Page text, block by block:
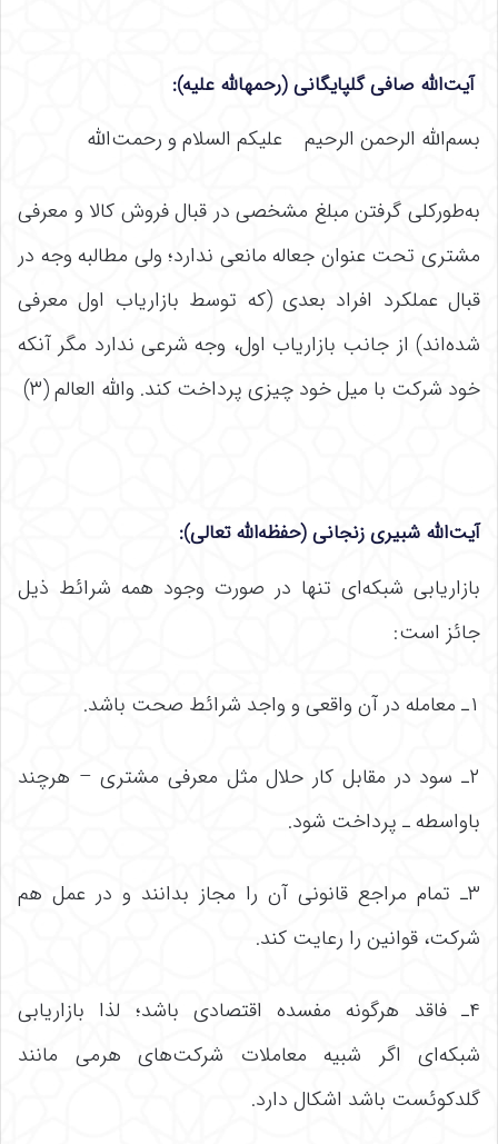
آیت‌الله صافی گلپایگانی(رحمهالله علیه):
بسم‌الله الرحمن الرحیم علیکم السلام و رحمت‌الله
به‌طورکلی گرفتن مبلغ مشخصی در قبال فروش کالا و معرفی
مشتری تحت عنوان جعاله مانعی ندارد؛ ولی مطالبه وجه در
قبال عملکرد افراد بعدی (که توسط بازاریاب اول معرفی
شده‌اند) از جانب بازاریاب اول، وجه شرعی ندارد مگر آنکه
خود شرکت با میل خود چیزی پرداخت کند. والله العالم (۳)
آیت‌الله شبیری زنجانی (حفظه‌الله تعالی):
بازاریابی شبکه‌ای تنها در صورت وجود همه شرائط ذیل
جائز است:
۱ـ معامله در آن واقعی و واجد شرائط صحت باشد.
۲ـ سود در مقابل کار حلال مثل معرفی مشتری – هرچند
باواسطه ـ پرداخت شود.
۳ـ تمام مراجع قانونی آن را مجاز بدانند و در عمل هم
شرکت، قوانین را رعایت کند.
۴ـ فاقد هرگونه مفسده اقتصادی باشد؛ لذا بازاریابی
شبکه‌ای اگر شبیه معاملات شرکت‌های هرمی مانند
گلدکوئست باشد اشکال دارد.